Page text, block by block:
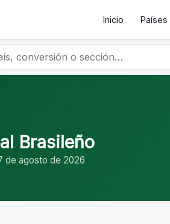
Inicio Países
Brasileño
de agosto de 2026